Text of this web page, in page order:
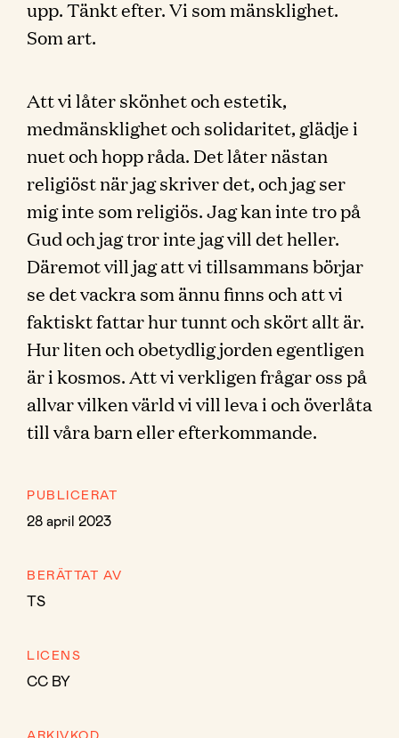
upp. Tänkt efter. Vi som mänsklighet.
Som art.
Att vi låter skönhet och estetik,
medmänsklighet och solidaritet, glädje i
nuet och hopp råda. Det låter nästan
religiöst när jag skriver det, och jag ser
mig inte som religiös. Jag kan inte tro på
Gud och jag tror inte jag vill det heller.
Däremot vill jag att vi tillsammans börjar
se det vackra som ännu finns och att vi
faktiskt fattar hur tunnt och skört allt är.
Hur liten och obetydlig jorden egentligen
är i kosmos. Att vi verkligen frågar oss på
allvar vilken värld vi vill leva i och överlåta
till våra barn eller efterkommande.
PUBLICERAT
28 april 2023
BERÄTTAT AV
TS
LICENS
CC BY
ARKIVKOD